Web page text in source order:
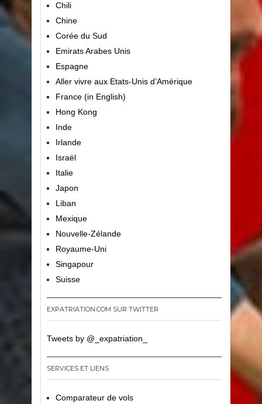
Chili
Chine
Corée du Sud
Emirats Arabes Unis
Espagne
Aller vivre aux Etats-Unis d’Amérique
France (in English)
Hong Kong
Inde
Irlande
Israël
Italie
Japon
Liban
Mexique
Nouvelle-Zélande
Royaume-Uni
Singapour
Suisse
EXPATRIATION.COM SUR TWITTER
Tweets by @_expatriation_
SERVICES ET LIENS
Comparateur de vols